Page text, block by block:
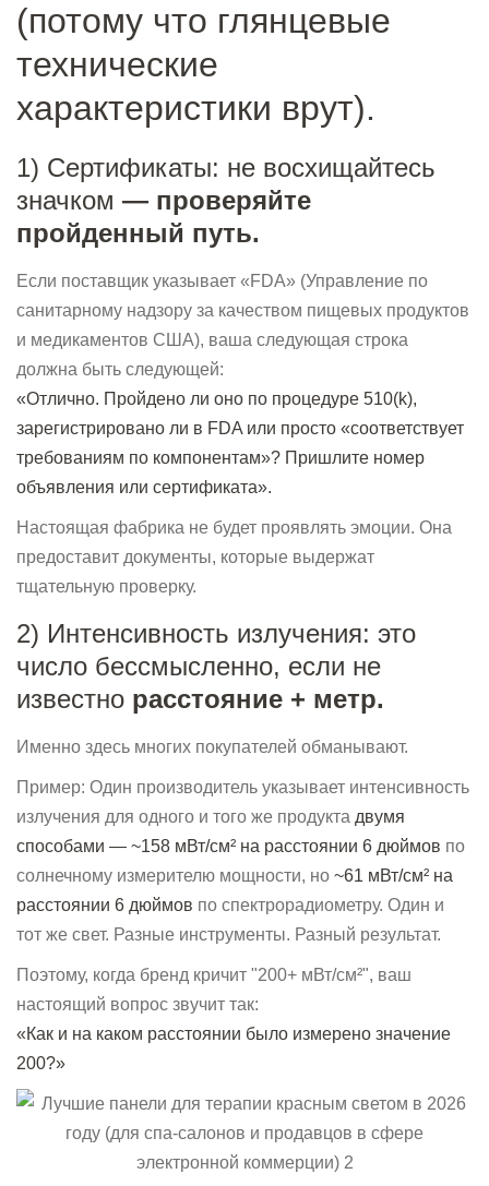
(потому что глянцевые
технические
характеристики врут).
1) Сертификаты: не восхищайтесь
значком — проверяйте
пройденный путь.
Если поставщик указывает «FDA» (Управление по
санитарному надзору за качеством пищевых продуктов
и медикаментов США), ваша следующая строка
должна быть следующей:
«Отлично. Пройдено ли оно по процедуре 510(k),
зарегистрировано ли в FDA или просто «соответствует
требованиям по компонентам»? Пришлите номер
объявления или сертификата».
Настоящая фабрика не будет проявлять эмоции. Она
предоставит документы, которые выдержат
тщательную проверку.
2) Интенсивность излучения: это
число бессмысленно, если не
известно расстояние + метр.
Именно здесь многих покупателей обманывают.
Пример: Один производитель указывает интенсивность
излучения для одного и того же продукта двумя
способами — ~158 мВт/см² на расстоянии 6 дюймов по
солнечному измерителю мощности, но ~61 мВт/см² на
расстоянии 6 дюймов по спектрорадиометру. Один и
тот же свет. Разные инструменты. Разный результат.
Поэтому, когда бренд кричит "200+ мВт/см²", ваш
настоящий вопрос звучит так:
«Как и на каком расстоянии было измерено значение
200?»